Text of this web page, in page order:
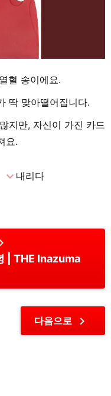
혈 송이에요.
딱 맞아떨어집니다.
지만, 자신이 가진 카드
요.
expand_more내리다
THE Inazuma
다음으로 chevron_right